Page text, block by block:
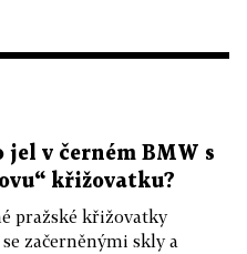
jel v černém BMW s
křižovatku?
pražské křižovatky
začerněnými skly a